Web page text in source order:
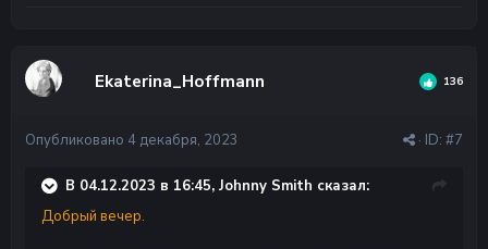
Ekaterina_Hoffmann 136
· ID: #7
Опубликовано 4 декабря, 2023
В 04.12.2023 в 16:45, Johnny Smith сказал:
Добрый вечер.